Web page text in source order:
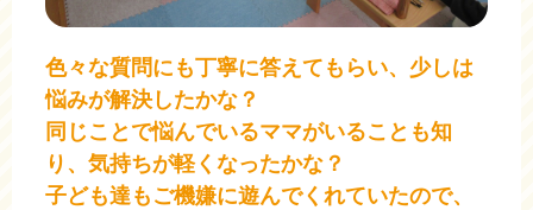
色々な質問にも丁寧に答えてもらい、少しは
悩みが解決したかな？
同じことで悩んでいるママがいることも知
り、気持ちが軽くなったかな？
子ども達もご機嫌に遊んでくれていたので、